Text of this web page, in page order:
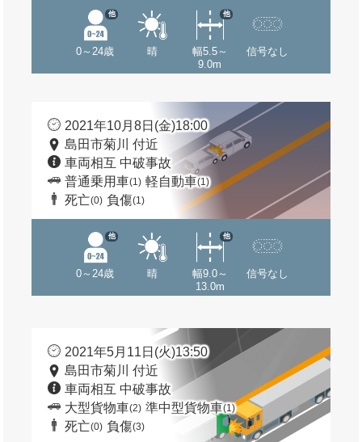
0～24歳
他
晴
幅5.5～
9.0m
他
信号なし
2021年10月8日(金)18:00
島田市菊川 付近
車両相互 中破事故
普通乗用車(1) 軽自動車(1)
死亡(0) 負傷(1)
0～24歳
他
晴
幅9.0～
13.0m
他
信号なし
2021年5月11日(火)13:50
島田市菊川 付近
車両相互 中破事故
大型貨物車(2) 準中型貨物車(1)
死亡(0) 負傷(3)